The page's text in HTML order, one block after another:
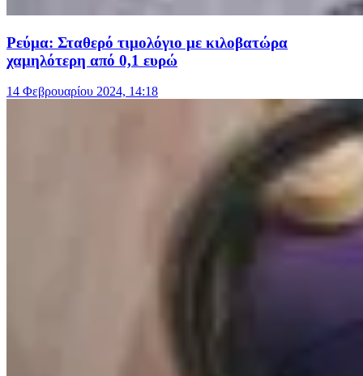
Ρεύμα: Σταθερό τιμολόγιο με κιλοβατώρα
χαμηλότερη από 0,1 ευρώ
14 Φεβρουαρίου 2024, 14:18